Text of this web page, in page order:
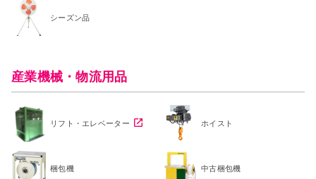
シーズン品
産業機械・物流用品
リフト・エレベーター ホイスト
梱包機 中古梱包機